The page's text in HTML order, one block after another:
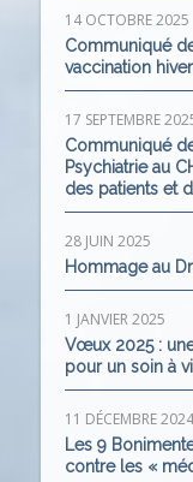
14 OCTOBRE 2025
Communiqué
vaccination
17 SEPTEMBRE
Communiqué
Psychiatrie au
des patients et
28 JUIN 2025
Hommage au
1 JANVIER 2025
Vœux 2025 :
pour un soin à
11 DÉCEMBRE 2024
Les 9
contre les «